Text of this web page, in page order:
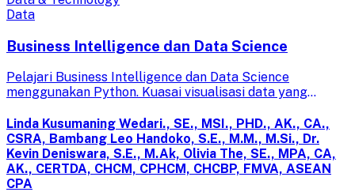
Data
Business Intelligence dan Data Science
Pelajari Business Intelligence dan Data Science
menggunakan Python. Kuasai visualisasi data yang
pengambilan keputusan bisnis.
Linda Kusumaning Wedari., SE., MSI., PHD., AK., CA.,
CSRA, Bambang Leo Handoko, S.E., M.M., M.Si., Dr.
Kevin Deniswara, S.E., M.Ak, Olivia The, SE., MPA, CA,
AK., CERTDA, CHCM, CPHCM, CHCBP, FMVA, ASEAN
CPA